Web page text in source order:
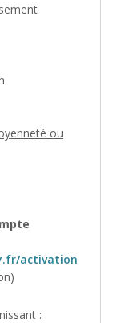
ou
activation
: